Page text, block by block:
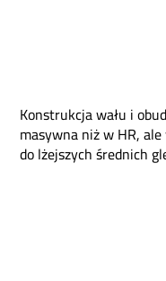
Konstrukcja wału i
masywna niż w HR,
do lżejszych średnich